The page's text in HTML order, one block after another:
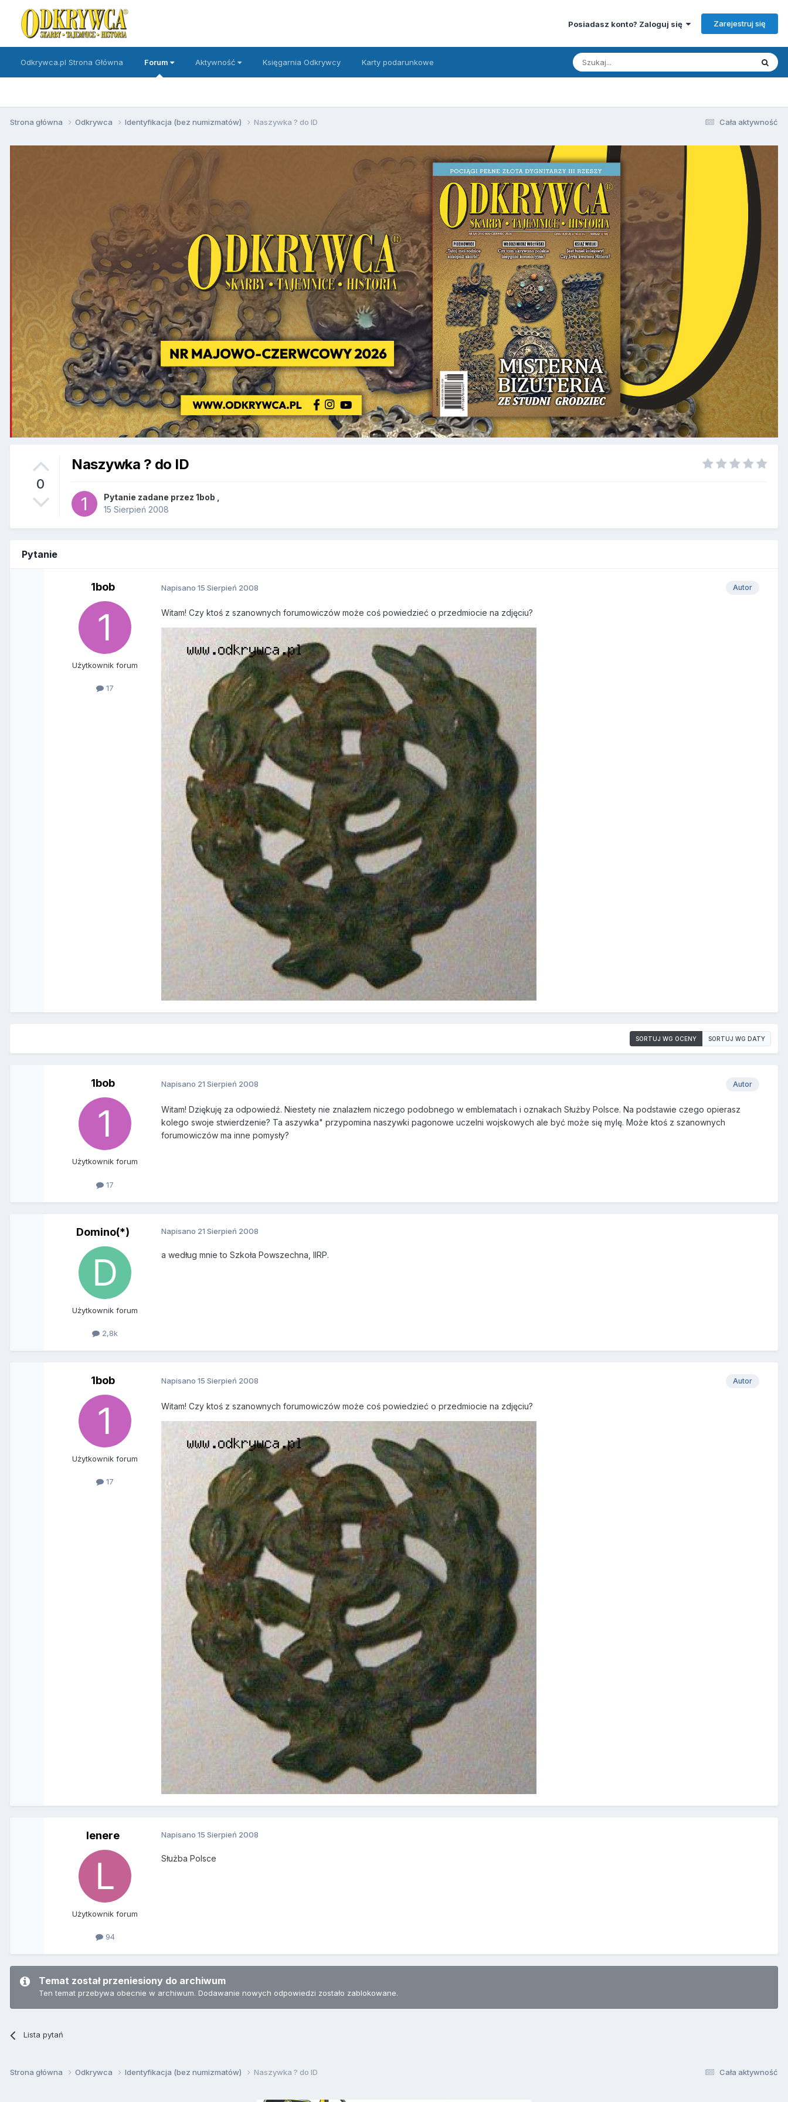
Posiadasz konto? Zaloguj się Zarejestruj się
Odkrywca.pl Strona Główna Forum Aktywność Księgarnia Odkrywcy Karty podarunkowe
Cała aktywność
Strona główna Odkrywca Identyfikacja (bez numizmatów) Naszywka ? do ID
0
Naszywka ? do ID
Pytanie zadane przez 1bob
15 Sierpień 2008
Pytanie
1bob
Użytkownik forum
17
Autor
Napisano15 Sierpień 2008
Witam! Czy ktoś z szanownych forumowiczów może coś powiedzieć o przedmiocie na zdjęciu?
SORTUJ WG OCENY SORTUJ WG DATY
1bob
Użytkownik forum
17
Autor
Napisano 21 Sierpień 2008
Witam! Dziękuję za odpowiedź. Niestety nie znalazłem niczego podobnego w emblematach i oznakach Służby Polsce. Na podstawie czego opierasz
kolego swoje stwierdzenie? Ta aszywka" przypomina naszywki pagonowe uczelni wojskowych ale być może się mylę. Może ktoś z szanownych
forumowiczów ma inne pomysły?
Domino(*)
Użytkownik forum
2,8k
Napisano 21 Sierpień 2008
a według mnie to Szkoła Powszechna, IIRP.
1bob
Użytkownik forum
17
Autor
Napisano15 Sierpień 2008
Witam! Czy ktoś z szanownych forumowiczów może coś powiedzieć o przedmiocie na zdjęciu?
lenere
Użytkownik forum
94
Napisano15 Sierpień 2008
Służba Polsce
Temat został przeniesiony do archiwum
Ten temat przebywa obecnie w archiwum. Dodawanie nowych odpowiedzi zostało zablokowane.
Lista pytań
Cała aktywność
Strona główna Odkrywca Identyfikacja (bez numizmatów) Naszywka ? do ID